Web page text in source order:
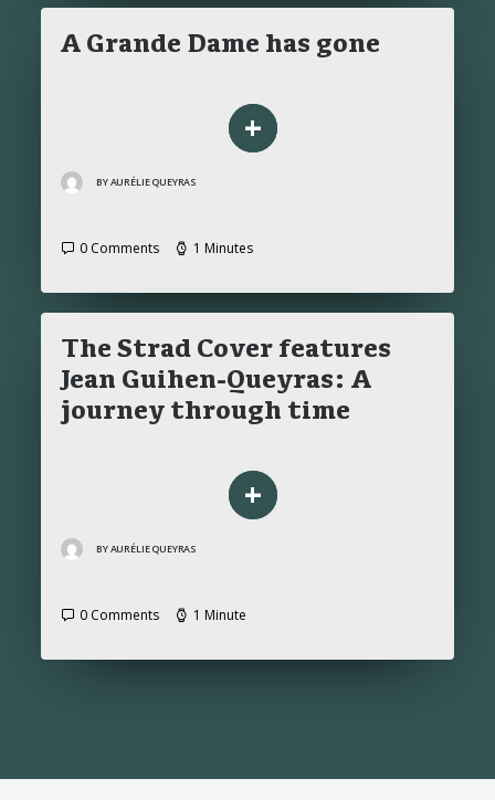
A Grande Dame has gone
+
BY AURÉLIE QUEYRAS
0 Comments 1 Minutes
The Strad Cover features
Jean Guihen-Queyras: A
journey through time
+
BY AURÉLIE QUEYRAS
0 Comments 1 Minute